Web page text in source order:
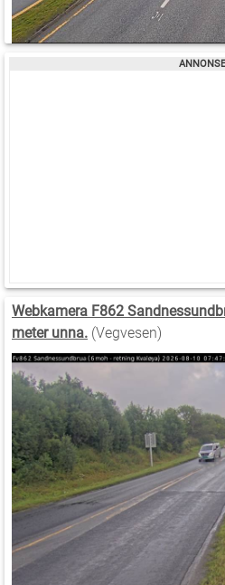
Webkamera F862
meter unna. (Vegvesen)